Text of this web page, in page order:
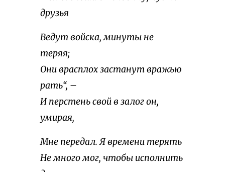
друзья
Ведут войска, минуты не
теряя;
Они врасплох застанут вражью
рать“, –
И перстень свой в залог он,
умирая,
Мне передал. Я времени терять
Не много мог, чтобы исполнить